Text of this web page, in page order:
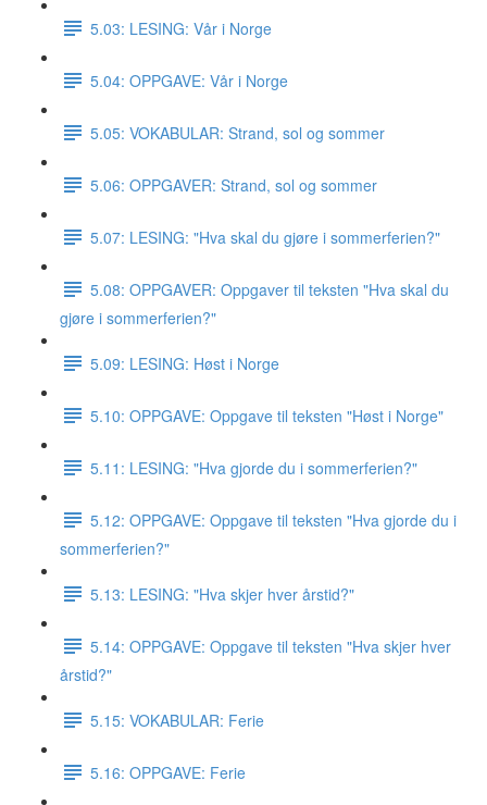
5.03: LESING: Vår i Norge
5.04: OPPGAVE: Vår i Norge
5.05: VOKABULAR: Strand, sol og sommer
5.06: OPPGAVER: Strand, sol og sommer
5.07: LESING: "Hva skal du gjøre i sommerferien?"
5.08: OPPGAVER: Oppgaver til teksten "Hva skal du
gjøre i sommerferien?"
5.09: LESING: Høst i Norge
5.10: OPPGAVE: Oppgave til teksten "Høst i Norge"
5.11: LESING: "Hva gjorde du i sommerferien?"
5.12: OPPGAVE: Oppgave til teksten "Hva gjorde du i
sommerferien?"
5.13: LESING: "Hva skjer hver årstid?"
5.14: OPPGAVE: Oppgave til teksten "Hva skjer hver
årstid?"
5.15: VOKABULAR: Ferie
5.16: OPPGAVE: Ferie